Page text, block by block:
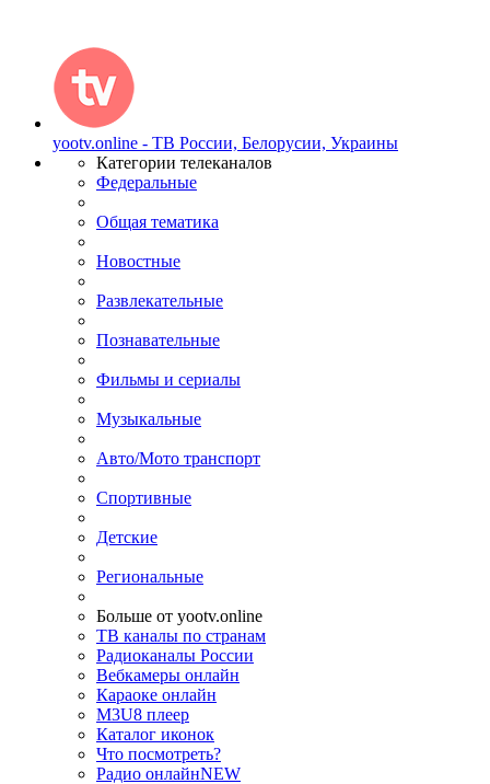
yootv.online - ТВ России, Белорусии, Украины
Категории телеканалов
Федеральные
Общая тематика
Новостные
Развлекательные
Познавательные
Фильмы и сериалы
Музыкальные
Авто/Мото транспорт
Спортивные
Детские
Региональные
Больше от yootv.online
ТВ каналы по странам
Радиоканалы России
Вебкамеры онлайн
Караоке онлайн
M3U8 плеер
Каталог иконок
Что посмотреть?
Радио онлайнNEW